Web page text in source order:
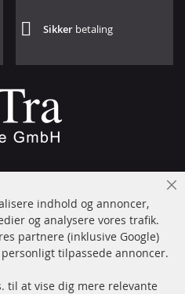
Sikker betaling
Kundeservice
indhold og annoncer,
og analysere vores trafik.
partnere (inklusive Google)
tilpassede annoncer.
til at vise dig mere relevante